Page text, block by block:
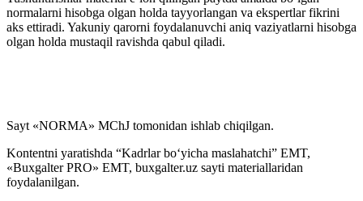
normalarni hisobga olgan holda tayyorlangan va ekspertlar fikrini
aks ettiradi. Yakuniy qarorni foydalanuvchi aniq vaziyatlarni hisobga
olgan holda mustaqil ravishda qabul qiladi.
Sayt «NORMA» MChJ tomonidan ishlab chiqilgan.
Kontentni yaratishda “Kadrlar boʻyicha maslahatchi” EMT,
«Buxgalter PRO» EMT, buxgalter.uz sayti materiallaridan
foydalanilgan.